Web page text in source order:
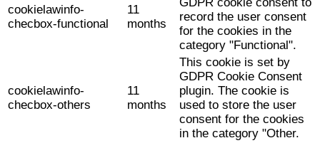
cookielawinfo-
checbox-functional
11
months
GDPR cookie consent to
record the user consent
for the cookies in the
category "Functional".
cookielawinfo-
checbox-others
11
months
This cookie is set by
GDPR Cookie Consent
plugin. The cookie is
used to store the user
consent for the cookies
in the category "Other.